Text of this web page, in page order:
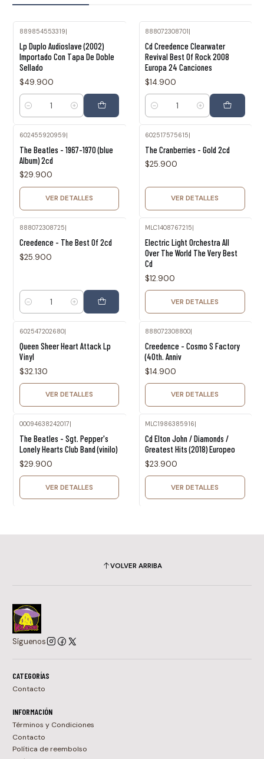
889854553319|
Lp Duplo Audioslave (2002)
Importado Con Tapa De Doble
Sellado
$49.900
Cantidad
888072308701|
Cd Creedence Clearwater
Revival Best Of Rock 2008
Europa 24 Canciones
$14.900
Cantidad
602455920959|
The Beatles - 1967-1970 (blue
Album) 2cd
$29.900
VER DETALLES
602517575615|
The Cranberries - Gold 2cd
$25.900
VER DETALLES
888072308725
Creedence - The Best Of 2cd
$25.900
Cantidad
MLC1408767215
Electric Light Orchestra All
Over The World The Very Best
Cd
$12.900
VER DETALLES
602547202680|
Queen Sheer Heart Attack Lp
Vinyl
$32.130
VER DETALLES
888072308800|
Creedence - Cosmo S Factory
(40th. Anniv
$14.900
VER DETALLES
00094638242017
The Beatles - Sgt. Pepper's
Lonely Hearts Club Band (vinilo)
$29.900
VER DETALLES
MLC1986385916
Cd Elton John / Diamonds /
Greatest Hits (2018) Europeo
$23.900
VER DETALLES
VOLVER ARRIBA
Síguenos
CATEGORÍAS
Contacto
INFORMACIÓN
Términos y Condiciones
Contacto
Política de reembolso